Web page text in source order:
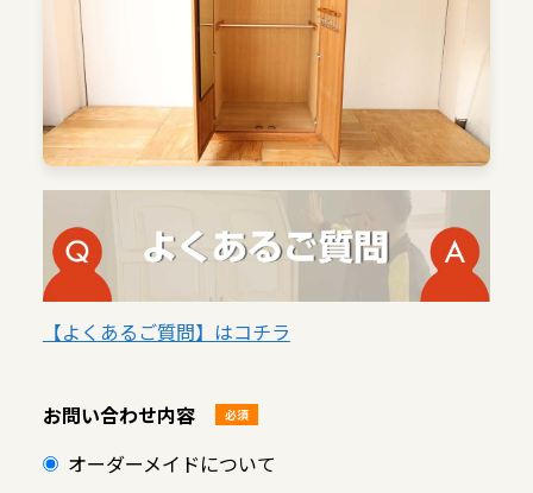
【よくあるご質問】はコチラ
お問い合わせ内容 必須
オーダーメイドについて